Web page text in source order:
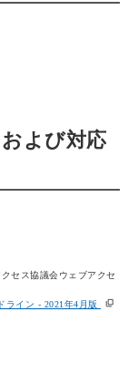
よび対応
セス協議会ウェブアクセ
ライン - 2021年4月版